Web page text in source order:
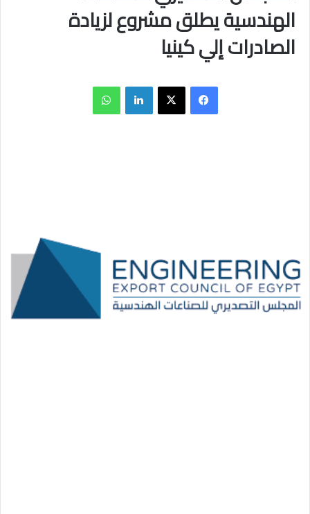
الهندسية يطلق مشروع لزيادة
الصادرات إلي كينيا
فيسبوك X لينكدإن